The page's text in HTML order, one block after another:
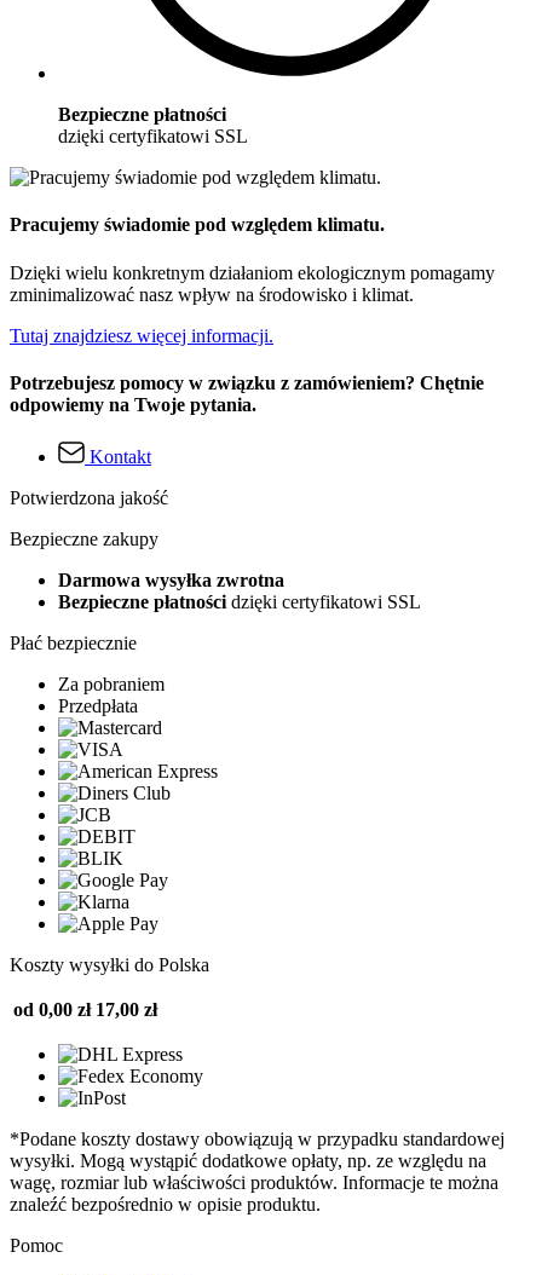
Bezpieczne płatności
dzięki certyfikatowi SSL
Pracujemy świadomie pod względem klimatu.
Dzięki wielu konkretnym działaniom ekologicznym pomagamy
zminimalizować nasz wpływ na środowisko i klimat.
Tutaj znajdziesz więcej informacji.
Potrzebujesz pomocy w związku z zamówieniem? Chętnie
odpowiemy na Twoje pytania.
Kontakt
Potwierdzona jakość
Bezpieczne zakupy
Darmowa wysyłka zwrotna
Bezpieczne płatności dzięki certyfikatowi SSL
Płać bezpiecznie
Za pobraniem
Przedpłata
Koszty wysyłki do Polska
od 0,00 zł 17,00 zł
*Podane koszty dostawy obowiązują w przypadku standardowej
wysyłki. Mogą wystąpić dodatkowe opłaty, np. ze względu na
wagę, rozmiar lub właściwości produktów. Informacje te można
znaleźć bezpośrednio w opisie produktu.
Pomoc